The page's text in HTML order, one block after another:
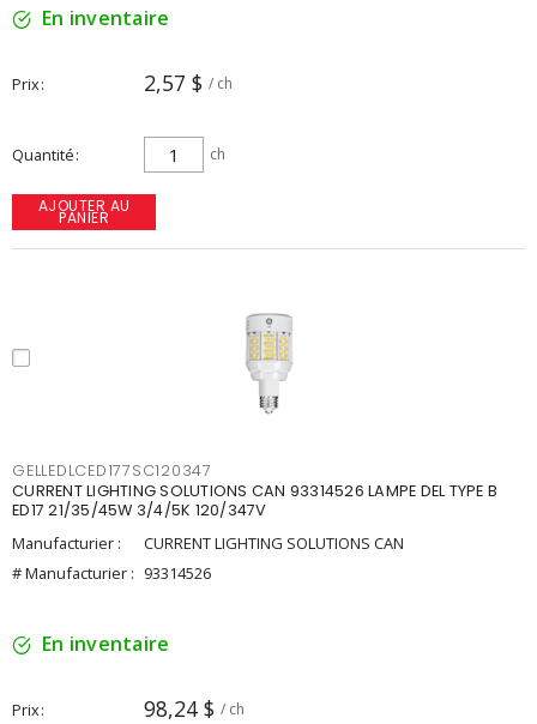
En inventaire
Prix 2,57 $ / ch
Quantité ch
AJOUTER AU
PANIER
GELLEDLCED177SC120347
CURRENT LIGHTING SOLUTIONS CAN 93314526 LAMPE DEL TYPE B
ED17 21/35/45W 3/4/5K 120/347V
Manufacturier :
CURRENT LIGHTING SOLUTIONS CAN
# Manufacturier : 93314526
En inventaire
Prix 98,24 $ / ch